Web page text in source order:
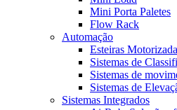
Mini Porta Paletes
Flow Rack
Automação
Esteiras
Sistemas de
Sistemas de
Sistemas de
Sistemas Integrados